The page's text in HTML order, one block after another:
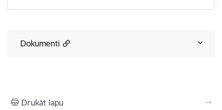
Dokumenti
Drukāt lapu